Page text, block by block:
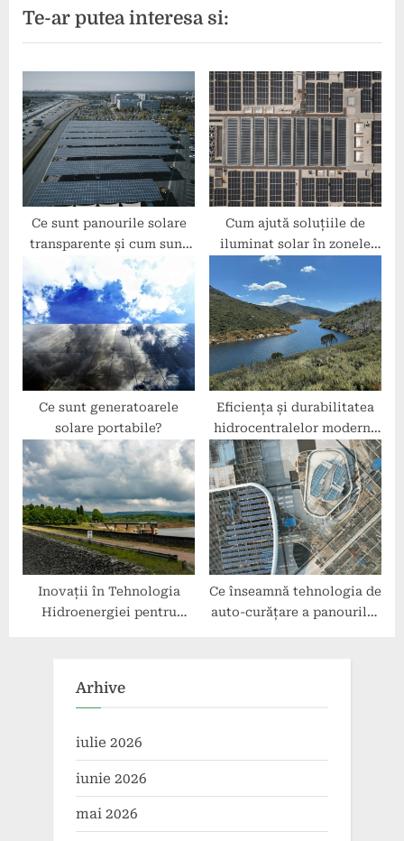
o
u
s
P
o
s
t
:
t
P
o
s
t
:
Te-ar putea interesa si:
Ce sunt panourile solare
transparente și cum sunt
utilizate?
Cum ajută soluțiile de
iluminat solar în zonele
rurale?
Ce sunt generatoarele
solare portabile?
Eficiența și durabilitatea
hidrocentralelor moderne
în producerea de energie
electrică
Inovații în Tehnologia
Hidroenergiei pentru
Ce înseamnă tehnologia de
auto-curățare a panourilor
Arhive
iulie 2026
iunie 2026
mai 2026